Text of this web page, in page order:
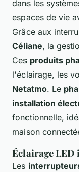
dans les
espaces de vie
Grâce aux
Céliane, la
Ces produits
l'éclairage, les
Netatmo. Le
installation
fonctionnelle,
maison
Éclairage LED
Les